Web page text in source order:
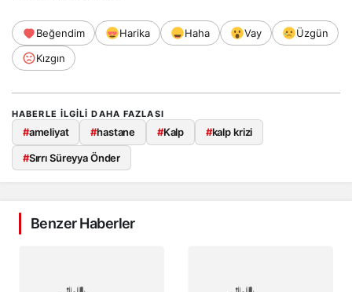
Beğendim Harika Haha Vay
Üzgün
Kızgın
HABERLE ILGILI DAHA FAZLASI
#ameliyat #hastane #Kalp #kalp krizi
#Sırrı Süreyya Önder
Benzer Haberler